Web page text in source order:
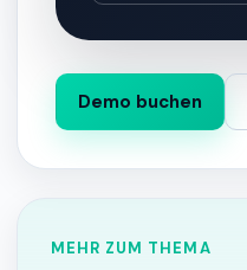
Demo buchen
MEHR ZUM THEMA